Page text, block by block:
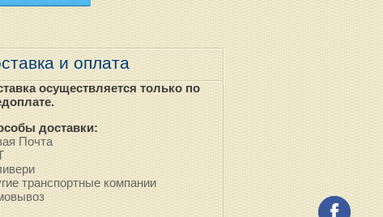
и оплата
осуществляется только по
доставки:
Почта
транспортные компании